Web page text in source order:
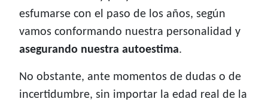
esfumarse con el paso de los años, según
vamos conformando nuestra personalidad y
asegurando nuestra autoestima.
No obstante, ante momentos de dudas o de
incertidumbre, sin importar la edad real de la